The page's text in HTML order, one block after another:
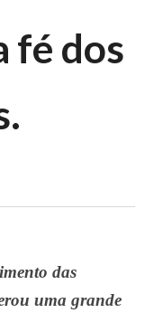
fé dos
das
uma grande